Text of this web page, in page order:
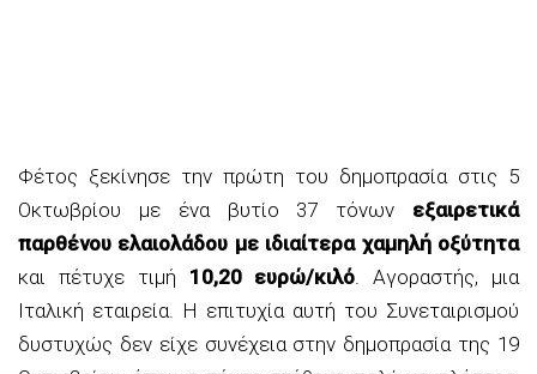
Φέτος ξεκίνησε την πρώτη του δημοπρασία στις 5
Οκτωβρίου με ένα βυτίο 37 τόνων εξαιρετικά
παρθένου ελαιολάδου με ιδιαίτερα χαμηλή οξύτητα
και πέτυχε τιμή 10,20 ευρώ/κιλό . Αγοραστής, μια
Ιταλική εταιρεία. Η επιτυχία αυτή του Συνεταιρισμού
δυστυχώς δεν είχε συνέχεια στην δημοπρασία της 19